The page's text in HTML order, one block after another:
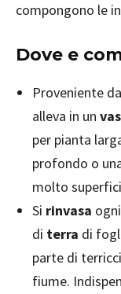
compongono le
Dove e
Proveniente
alleva in un
per pianta
profondo o
molto
Si rinvasa
di terra di
parte di
fiume.